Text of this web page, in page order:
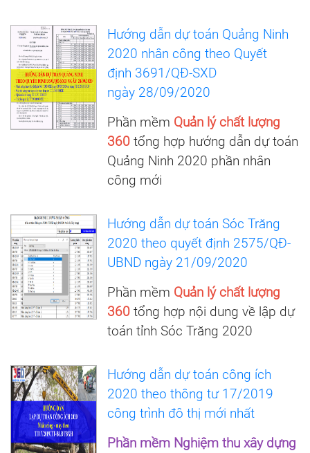
Hướng dẫn dự toán Quảng Ninh
2020 nhân công theo Quyết
định 3691/QĐ-SXD
ngày 28/09/2020
Phần mềm Quản lý chất lượng
360 tổng hợp hướng dẫn dự toán
Quảng Ninh 2020 phần nhân
công mới
Hướng dẫn dự toán Sóc Trăng
2020 theo quyết định 2575/QĐ-
UBND ngày 21/09/2020
Phần mềm Quản lý chất lượng
360 tổng hợp nội dung về lập dự
toán tỉnh Sóc Trăng 2020
Hướng dẫn dự toán công ích
2020 theo thông tư 17/2019
công trình đô thị mới nhất
Phần mềm Nghiệm thu xây dựng